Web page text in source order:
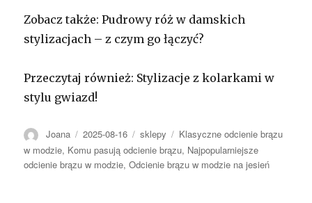
Zobacz także: Pudrowy róż w damskich
stylizacjach – z czym go łączyć?
Przeczytaj również: Stylizacje z kolarkami w
stylu gwiazd!
Autor
Joana Opublikowano
2025-08-16 Kategorie
sklepy Tagi
Klasyczne odcienie brązu
w modzie, Komu pasują odcienie brązu, Najpopularniejsze
odcienie brązu w modzie,Odcienie brązu w modzie na jesień